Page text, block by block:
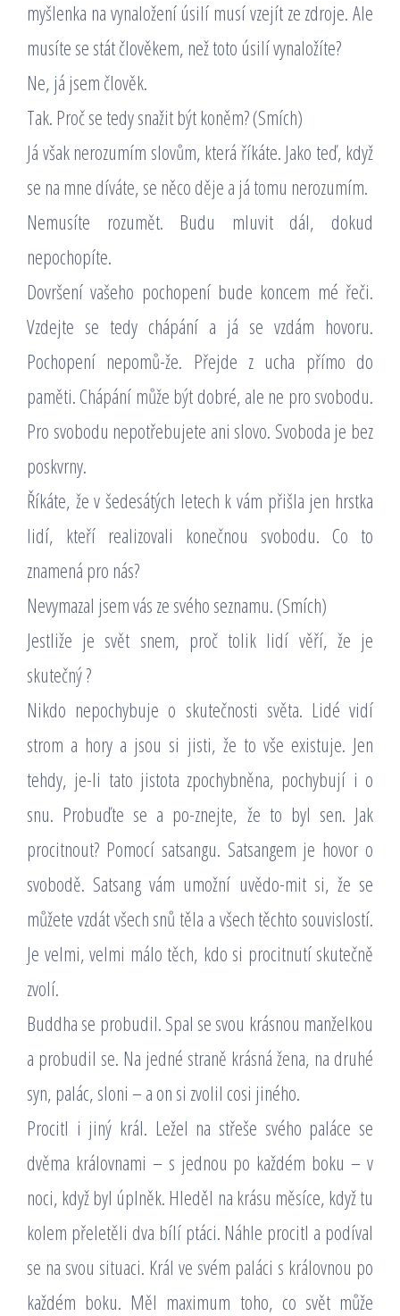
myšlenka na vynaložení úsilí musí vzejít ze zdroje. Ale
musíte se stát člověkem, než toto úsilí vynaložíte?
Ne, já jsem člověk.
Tak. Proč se tedy snažit být koněm? (Smích)
Já však nerozumím slovům, která říkáte. Jako teď, když
se na mne díváte, se něco děje a já tomu nerozumím.
Nemusíte rozumět. Budu mluvit dál, dokud
nepochopíte.
Dovršení vašeho pochopení bude koncem mé řeči.
Vzdejte se tedy chápání a já se vzdám hovoru.
Pochopení nepomů-že. Přejde z ucha přímo do
paměti. Chápání může být dobré, ale ne pro svobodu.
Pro svobodu nepotřebujete ani slovo. Svoboda je bez
poskvrny.
Říkáte, že v šedesátých letech k vám přišla jen hrstka
lidí, kteří realizovali konečnou svobodu. Co to
znamená pro nás?
Nevymazal jsem vás ze svého seznamu. (Smích)
Jestliže je svět snem, proč tolik lidí věří, že je
skutečný ?
Nikdo nepochybuje o skutečnosti světa. Lidé vidí
strom a hory a jsou si jisti, že to vše existuje. Jen
tehdy, je-li tato jistota zpochybněna, pochybují i o
snu. Probuďte se a po-znejte, že to byl sen. Jak
procitnout? Pomocí satsangu. Satsangem je hovor o
svobodě. Satsang vám umožní uvědo-mit si, že se
můžete vzdát všech snů těla a všech těchto souvislostí.
Je velmi, velmi málo těch, kdo si procitnutí skutečně
zvolí.
Buddha se probudil. Spal se svou krásnou manželkou
a probudil se. Na jedné straně krásná žena, na druhé
syn, palác, sloni – a on si zvolil cosi jiného.
Procitl i jiný král. Ležel na střeše svého paláce se
dvěma královnami – s jednou po každém boku – v
noci, když byl úplněk. Hleděl na krásu měsíce, když tu
kolem přeletěli dva bílí ptáci. Náhle procitl a podíval
se na svou situaci. Král ve svém paláci s královnou po
každém boku. Měl maximum toho, co svět může